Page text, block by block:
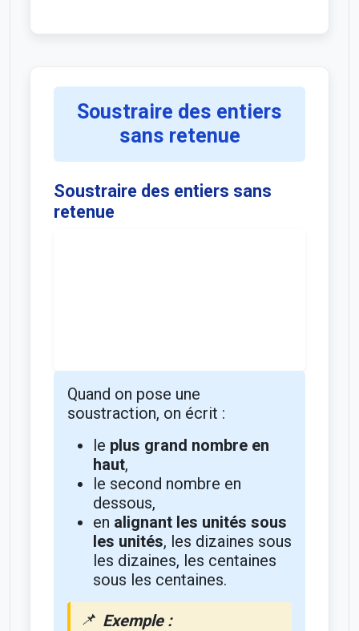
Soustraire des entiers
sans retenue
Soustraire des entiers sans
retenue
Quand on pose une
soustraction, on écrit :
le plus grand nombre en
haut,
le second nombre en
dessous,
en alignant les unités sous
les unités, les dizaines sous
les dizaines, les centaines
sous les centaines.
Exemple :